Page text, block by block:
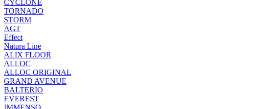
CYCLONE
TORNADO
STORM
AGT
Effect
Natura Line
ALIX FLOOR
ALLOC
ALLOC ORIGINAL
GRAND AVENUE
BALTERIO
EVEREST
IMMENSO